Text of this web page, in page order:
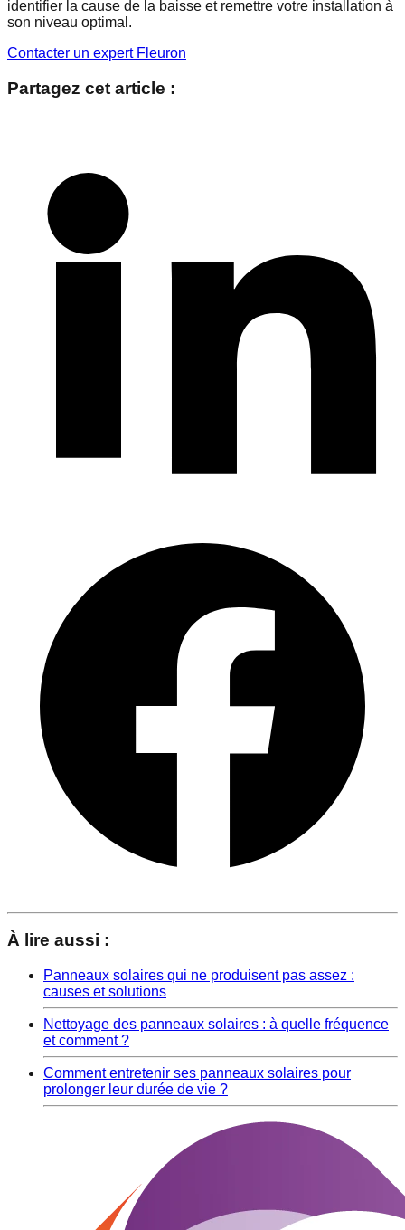
identifier la cause de la baisse et remettre votre installation à
son niveau optimal.
Contacter un expert Fleuron
Partagez cet article :
À lire aussi :
Panneaux solaires qui ne produisent pas assez :
causes et solutions
Nettoyage des panneaux solaires : à quelle fréquence
et comment ?
Comment entretenir ses panneaux solaires pour
prolonger leur durée de vie ?